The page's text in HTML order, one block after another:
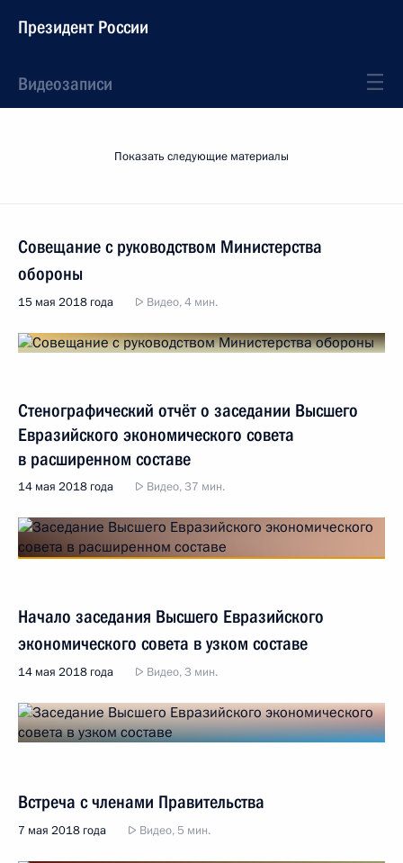
Президент России
Видеозаписи
Показать следующие материалы
Совещание с руководством Министерства
обороны
15 мая 2018 года Видео, 4 мин.
Стенографический отчёт о заседании Высшего
Евразийского экономического совета
в расширенном составе
14 мая 2018 года Видео, 37 мин.
Начало заседания Высшего Евразийского
экономического совета в узком составе
14 мая 2018 года Видео, 3 мин.
Встреча с членами Правительства
7 мая 2018 года Видео, 5 мин.